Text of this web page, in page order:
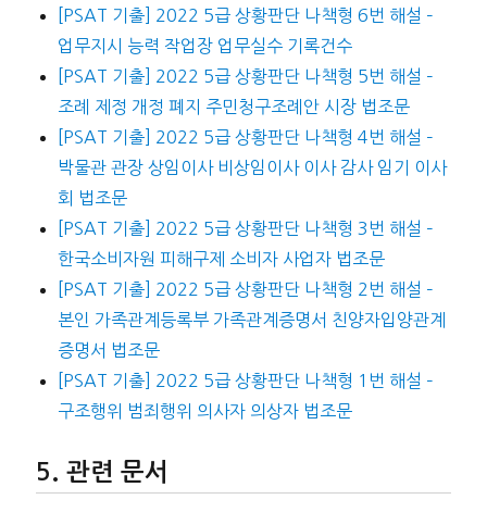
[PSAT 기출] 2022 5급 상황판단 나책형 6번 해설 –
업무지시 능력 작업장 업무실수 기록건수
[PSAT 기출] 2022 5급 상황판단 나책형 5번 해설 –
조례 제정 개정 폐지 주민청구조례안 시장 법조문
[PSAT 기출] 2022 5급 상황판단 나책형 4번 해설 –
박물관 관장 상임이사 비상임이사 이사 감사 임기 이사
회 법조문
[PSAT 기출] 2022 5급 상황판단 나책형 3번 해설 –
한국소비자원 피해구제 소비자 사업자 법조문
[PSAT 기출] 2022 5급 상황판단 나책형 2번 해설 –
본인 가족관계등록부 가족관계증명서 친양자입양관계
증명서 법조문
[PSAT 기출] 2022 5급 상황판단 나책형 1번 해설 –
구조행위 범죄행위 의사자 의상자 법조문
관련 문서